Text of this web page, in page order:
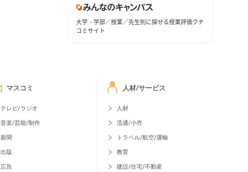
大学・学部／授業／先生別に探せる授業評価クチ
コミサイト
マスコミ
テレビ/ラジオ
音楽/芸能/制作
新聞
出版
広告
人材/サービス
人材
流通/小売
トラベル/航空/運輸
教育
建設/住宅/不動産